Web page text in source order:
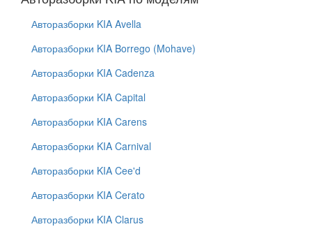
Авторазборки KIA Avella
Авторазборки KIA Borrego (Mohave)
Авторазборки KIA Cadenza
Авторазборки KIA Capital
Авторазборки KIA Carens
Авторазборки KIA Carnival
Авторазборки KIA Cee'd
Авторазборки KIA Cerato
Авторазборки KIA Clarus